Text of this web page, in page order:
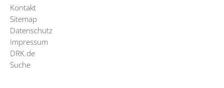
Kontakt
Sitemap
Datenschutz
Impressum
DRK.de
Suche